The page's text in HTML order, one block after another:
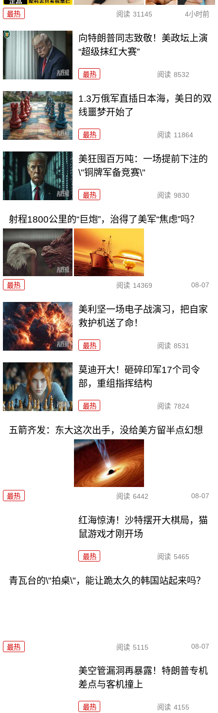
最热 阅读 31145 4小时前
向特朗普同志致敬！美政坛上演
“超级抹红大赛”
最热 阅读 8532
1.3万俄军直插日本海，美日的双
线噩梦开始了
最热 阅读 11864
美狂囤百万吨：一场提前下注的
\"铜牌军备竞赛\"
最热 阅读 9830
射程1800公里的“巨炮”，治得了美军“焦虑”吗？
最热 阅读 14369 08-07
美利坚一场电子战演习，把自家
救护机送了命！
最热 阅读 8531
莫迪开大！砸碎印军17个司令
部，重组指挥结构
最热 阅读 7824
五箭齐发：东大这次出手，没给美方留半点幻想
最热 阅读 6442 08-07
红海惊涛！沙特摆开大棋局，猫
鼠游戏才刚开场
最热 阅读 5465
青瓦台的\"拍桌\"，能让跪太久的韩国站起来吗？
最热 阅读 5115 08-07
美空管漏洞再暴露！特朗普专机
差点与客机撞上
最热 阅读 4155